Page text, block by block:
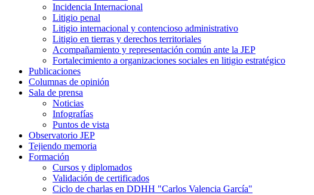
Incidencia Internacional
Litigio penal
Litigio internacional y contencioso administrativo
Litigio en tierras y derechos territoriales
Acompañamiento y representación común ante la JEP
Fortalecimiento a organizaciones sociales en litigio estratégico
Publicaciones
Columnas de opinión
Sala de prensa
Noticias
Infografías
Puntos de vista
Observatorio JEP
Tejiendo memoria
Formación
Cursos y diplomados
Validación de certificados
Ciclo de charlas en DDHH "Carlos Valencia García"